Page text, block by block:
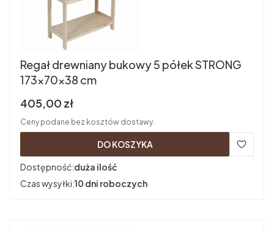
Regał drewniany bukowy 5 półek STRONG
173x70x38 cm
Cena brutto
405,00 zł
Ceny podane bez kosztów dostawy.
DO KOSZYKA
Dostępność:duża ilość
Czas wysyłki:10 dni roboczych